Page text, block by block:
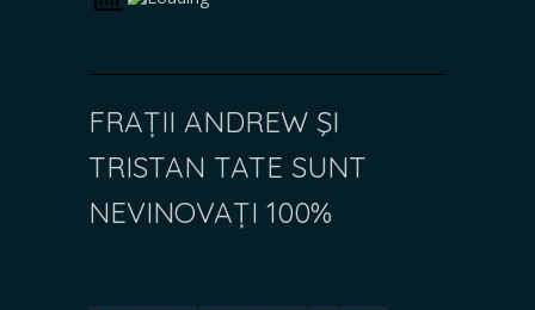
FRAȚII ANDREW ŞI
TRISTAN TATE SUNT
NEVINOVAȚI 100%